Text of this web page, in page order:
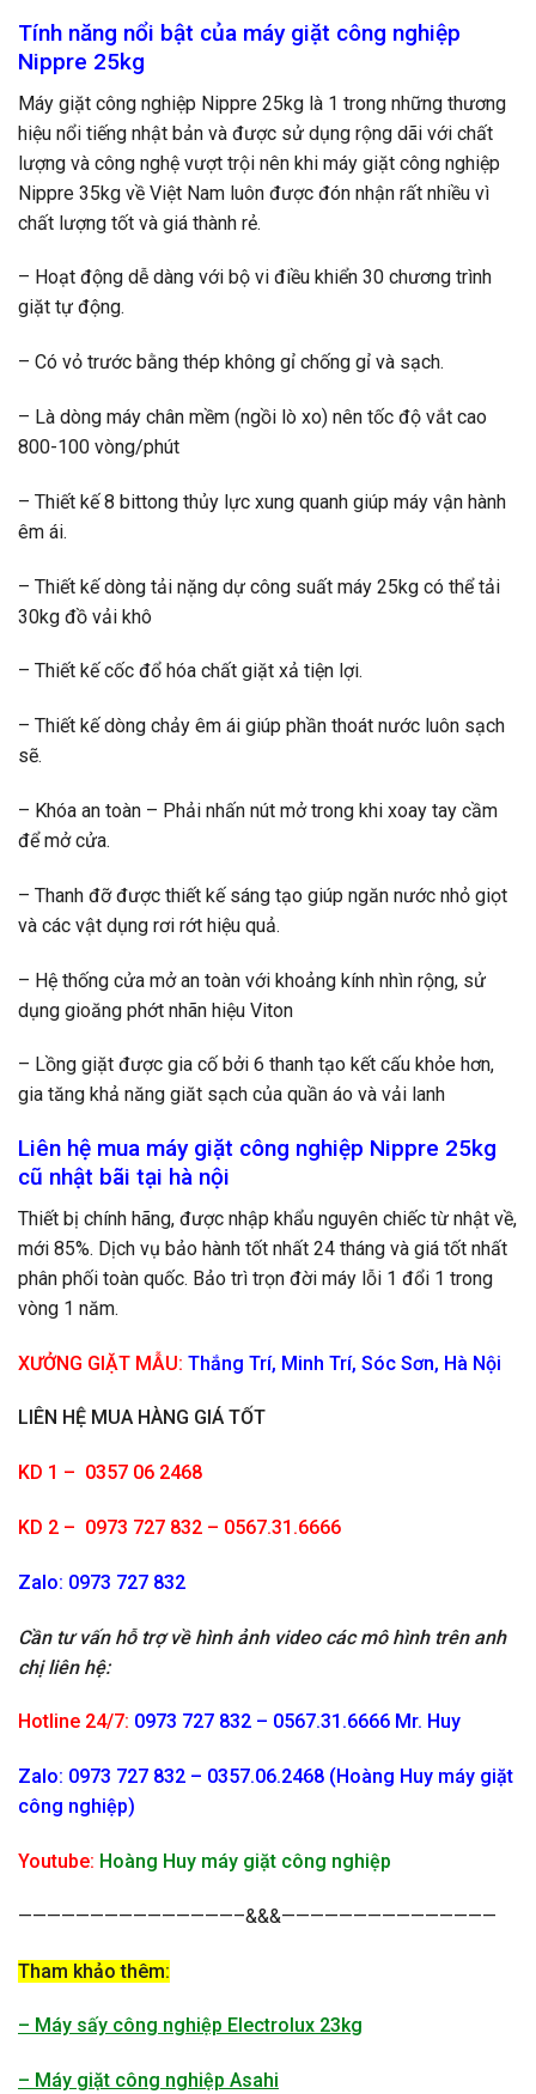
Tính năng nổi bật của máy giặt công nghiệp
Nippre 25kg
Máy giặt công nghiệp Nippre 25kg là 1 trong những thương
hiệu nổi tiếng nhật bản và được sử dụng rộng dãi với chất
lượng và công nghệ vượt trội nên khi máy giặt công nghiệp
Nippre 35kg về Việt Nam luôn được đón nhận rất nhiều vì
chất lượng tốt và giá thành rẻ.
– Hoạt động dễ dàng với bộ vi điều khiển 30 chương trình
giặt tự động.
– Có vỏ trước bằng thép không gỉ chống gỉ và sạch.
– Là dòng máy chân mềm (ngồi lò xo) nên tốc độ vắt cao
800-100 vòng/phút
– Thiết kế 8 bittong thủy lực xung quanh giúp máy vận hành
êm ái.
– Thiết kế dòng tải nặng dự công suất máy 25kg có thể tải
30kg đồ vải khô
– Thiết kế cốc đổ hóa chất giặt xả tiện lợi.
– Thiết kế dòng chảy êm ái giúp phần thoát nước luôn sạch
sẽ.
– Khóa an toàn – Phải nhấn nút mở trong khi xoay tay cầm
để mở cửa.
– Thanh đỡ được thiết kế sáng tạo giúp ngăn nước nhỏ giọt
và các vật dụng rơi rớt hiệu quả.
– Hệ thống cửa mở an toàn với khoảng kính nhìn rộng, sử
dụng gioăng phớt nhãn hiệu Viton
– Lồng giặt được gia cố bởi 6 thanh tạo kết cấu khỏe hơn,
gia tăng khả năng giăt sạch của quần áo và vải lanh
Liên hệ mua máy giặt công nghiệp Nippre 25kg
cũ nhật bãi tại hà nội
Thiết bị chính hãng, được nhập khẩu nguyên chiếc từ nhật về,
mới 85%. Dịch vụ bảo hành tốt nhất 24 tháng và giá tốt nhất
phân phối toàn quốc. Bảo trì trọn đời máy lỗi 1 đổi 1 trong
vòng 1 năm.
XƯỞNG GIẶT MẪU: Thắng Trí, Minh Trí, Sóc Sơn, Hà Nội
LIÊN HỆ MUA HÀNG GIÁ TỐT
KD 1 – 0357 06 2468
KD 2 – 0973 727 832 – 0567.31.6666
Zalo: 0973 727 832
Cần tư vấn hỗ trợ về hình ảnh video các mô hình trên anh
chị liên hệ:
Hotline 24/7: 0973 727 832 – 0567.31.6666 Mr. Huy
Zalo: 0973 727 832 – 0357.06.2468 (Hoàng Huy máy giặt
công nghiệp)
Youtube: Hoàng Huy máy giặt công nghiệp
———————————————–&&&———————————————
Tham khảo thêm:
– Máy sấy công nghiệp Electrolux 23kg
– Máy giặt công nghiệp Asahi